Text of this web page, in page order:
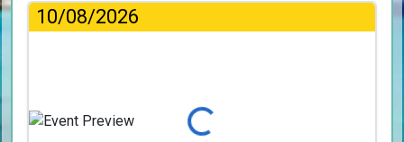
10/08/2026
Φόρτωση...